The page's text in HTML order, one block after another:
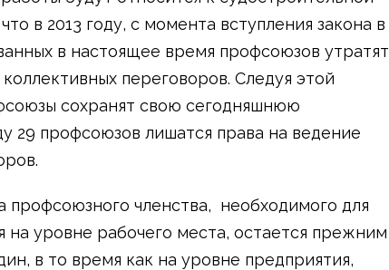
в 2013 году, с момента вступления закона в
в настоящее время профсоюзов утратят
переговоров. Следуя этой
сохранят свою сегодняшнюю
29 профсоюзов лишатся права на ведение
профсоюзного членства, необходимого для
на уровне рабочего места, остается прежним
в то время как на уровне предприятия,